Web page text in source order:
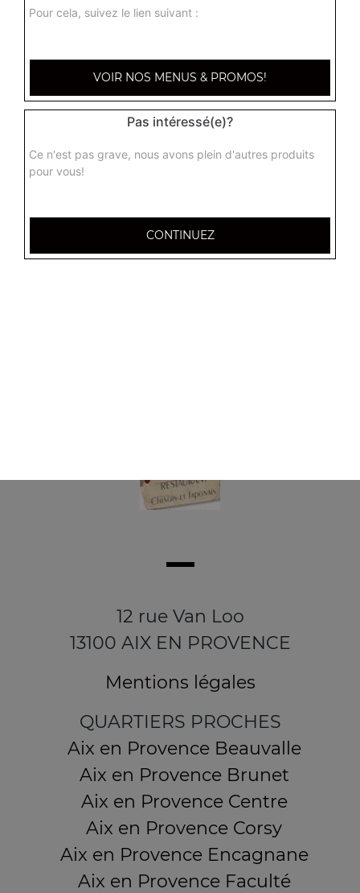
12 rue Van Loo
13100 AIX EN PROVENCE
Mentions légales
QUARTIERS PROCHES
Aix en Provence Beauvalle
Aix en Provence Brunet
Aix en Provence Centre
Aix en Provence Corsy
Aix en Provence Encagnane
Aix en Provence Faculté
Pour cela, suivez le lien suivant :
VOIR NOS MENUS & PROMOS!
Pas intéressé(e)?
Ce n'est pas grave, nous avons plein d'autres produits
pour vous!
CONTINUEZ